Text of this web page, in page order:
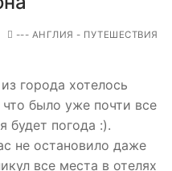
--- АНГЛИЯ - ПУТЕШЕСТВИЯ
города хотелось
что было уже почти все
будет погода :).
не остановило даже
все места в отелях